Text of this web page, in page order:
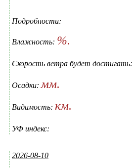
Подробности:
Влажность: %.
Скорость ветра будет достигать:
Осадки:мм.
Видимость: км.
УФ индекс:
2026-08-10